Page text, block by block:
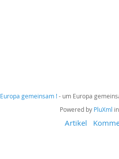
Europa gemeinsam !- um Europa
Powered by PluXml
Artikel